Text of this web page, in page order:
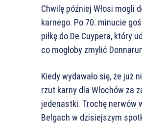
Chwilę później Włosi mogli
karnego. Po 70. minucie
piłkę do De Cuypera, który
co mogłoby zmylić
Kiedy wydawało się, że już
rzut karny dla Włochów za
jedenastki. Trochę nerwów
Belgach w dzisiejszym